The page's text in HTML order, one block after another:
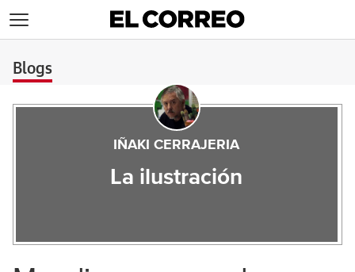
Blogs
IÑAKI CERRAJERIA
La ilustración